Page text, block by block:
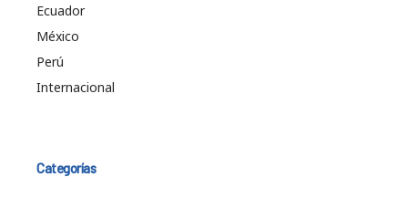
Ecuador
México
Perú
Internacional
Categorías